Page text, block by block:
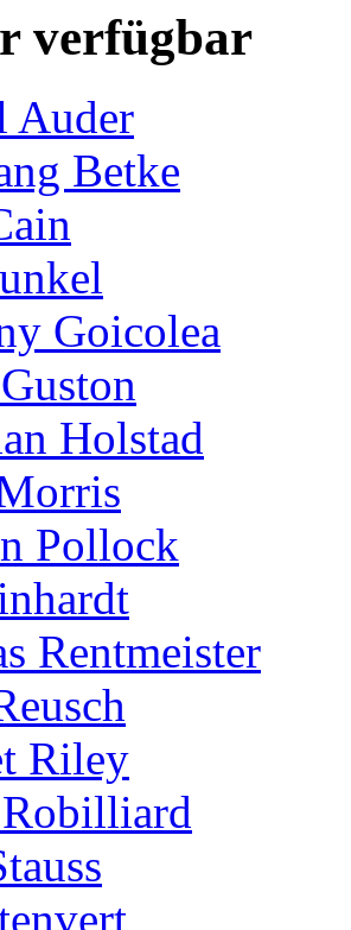
verfügbar
Auder
Betke
Goicolea
Holstad
Pollock
Rentmeister
Riley